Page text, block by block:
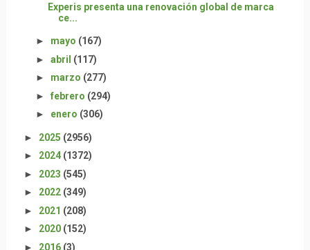
Experis presenta una renovación global de marca
ce...
► mayo (167)
► abril (117)
► marzo (277)
► febrero (294)
► enero (306)
► 2025 (2956)
► 2024 (1372)
► 2023 (545)
► 2022 (349)
► 2021 (208)
► 2020 (152)
► 2016 (3)